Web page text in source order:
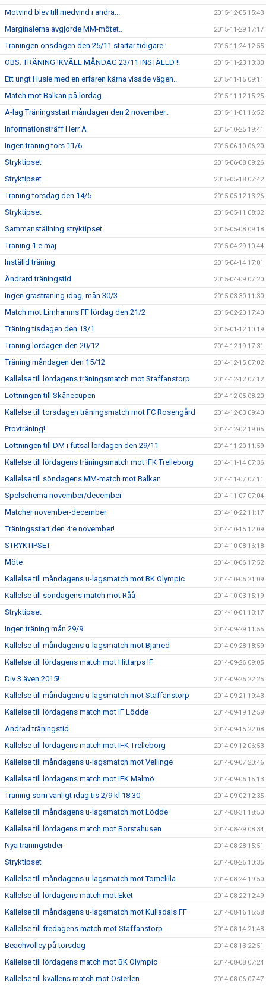
Motvind blev till medvind i andra... 2015-12-05 15:43
Marginalerna avgjorde MM-mötet.. 2015-11-29 17:17
Träningen onsdagen den 25/11 startar tidigare ! 2015-11-24 12:55
OBS. TRÄNING IKVÄLL MÅNDAG 23/11 INSTÄLLD !! 2015-11-23 13:30
Ett ungt Husie med en erfaren kärna visade vägen.. 2015-11-15 09:11
Match mot Balkan på lördag.. 2015-11-12 15:25
A-lag Träningsstart måndagen den 2 november.. 2015-11-01 16:52
Informationsträff Herr A 2015-10-25 19:41
Ingen träning tors 11/6 2015-06-10 06:20
Stryktipset 2015-06-08 09:26
Stryktipset 2015-05-18 07:42
Träning torsdag den 14/5 2015-05-12 13:26
Stryktipset 2015-05-11 08:32
Sammanställning stryktipset 2015-05-08 09:18
Träning 1:e maj 2015-04-29 10:44
Inställd träning 2015-04-14 17:01
Ändrard träningstid 2015-04-09 07:20
Ingen grästräning idag, mån 30/3 2015-03-30 11:30
Match mot Limhamns FF lördag den 21/2 2015-02-20 17:40
Träning tisdagen den 13/1 2015-01-12 10:19
Träning lördagen den 20/12 2014-12-19 17:31
Träning måndagen den 15/12 2014-12-15 07:02
Kallelse till lördagens träningsmatch mot Staffanstorp 2014-12-12 07:12
Lottningen till Skånecupen 2014-12-05 08:20
Kallelse till torsdagen träningsmatch mot FC Rosengård 2014-12-03 09:40
Provträning! 2014-12-02 19:05
Lottningen till DM i futsal lördagen den 29/11 2014-11-20 11:59
Kallelse till lördagens träningsmatch mot IFK Trelleborg 2014-11-14 07:36
Kallelse till söndagens MM-match mot Balkan 2014-11-07 07:11
Spelschema november/december 2014-11-07 07:04
Matcher november-december 2014-10-22 11:17
Träningsstart den 4:e november! 2014-10-15 12:09
STRYKTIPSET 2014-10-08 16:18
Möte 2014-10-06 17:52
Kallelse till måndagens u-lagsmatch mot BK Olympic 2014-10-05 21:09
Kallelse till söndagens match mot Råå 2014-10-03 15:19
Stryktipset 2014-10-01 13:17
Ingen träning mån 29/9 2014-09-29 11:55
Kallelse till måndagens u-lagsmatch mot Bjärred 2014-09-28 18:59
Kallelse till lördagens match mot Hittarps IF 2014-09-26 09:05
Div 3 även 2015! 2014-09-25 22:25
Kallelse till måndagens u-lagsmatch mot Staffanstorp 2014-09-21 19:43
Kallelse till lördagens match mot IF Lödde 2014-09-19 12:59
Ändrad träningstid 2014-09-15 22:08
Kallelse till lördagens match mot IFK Trelleborg 2014-09-12 06:53
Kallelse till måndagens u-lagsmatch mot Vellinge 2014-09-07 20:46
Kallelse till lördagens match mot IFK Malmö 2014-09-05 15:13
Träning som vanligt idag tis 2/9 kl 18:30 2014-09-02 12:35
Kallelse till måndagens u-lagsmatch mot Lödde 2014-08-31 18:50
Kallelse till lördagens match mot Borstahusen 2014-08-29 08:34
Nya träningstider 2014-08-28 15:51
Stryktipset 2014-08-26 10:35
Kallelse till måndagens u-lagsmatch mot Tomelilla 2014-08-24 19:50
Kallelse till lördagens match mot Eket 2014-08-22 12:49
Kallelse till måndagens u-lagsmatch mot Kulladals FF 2014-08-16 15:58
Kallelse till fredagens match mot Staffanstorp 2014-08-14 21:48
Beachvolley på torsdag 2014-08-13 22:51
Kallelse till lördagens match mot BK Olympic 2014-08-08 07:24
Kallelse till kvällens match mot Österlen 2014-08-06 07:47